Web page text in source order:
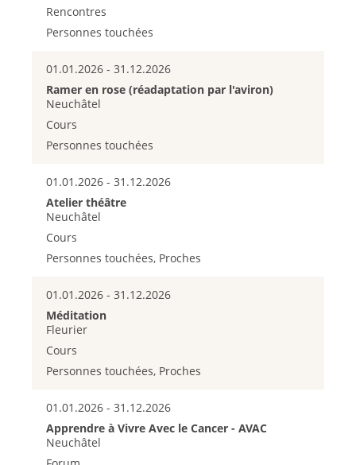
Rencontres
Personnes touchées
01.01.2026 - 31.12.2026
Ramer en rose (réadaptation par l'aviron)
Neuchâtel
Cours
Personnes touchées
01.01.2026 - 31.12.2026
Atelier théâtre
Neuchâtel
Cours
Personnes touchées, Proches
01.01.2026 - 31.12.2026
Méditation
Fleurier
Cours
Personnes touchées, Proches
01.01.2026 - 31.12.2026
Apprendre à Vivre Avec le Cancer - AVAC
Neuchâtel